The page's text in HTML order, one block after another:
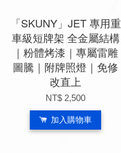
「SKUNY」JET 專用重
車級短牌架 全金屬結構
｜粉體烤漆｜專屬雷雕
圖騰｜附牌照燈｜免修
改直上
NT$ 2,500
加入購物車